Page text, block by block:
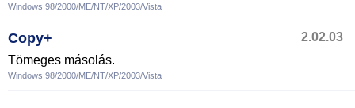
Windows 98/2000/ME/NT/XP/2003/Vista
Copy+
2.02.03
Tömeges másolás.
Windows 98/2000/ME/NT/XP/2003/Vista